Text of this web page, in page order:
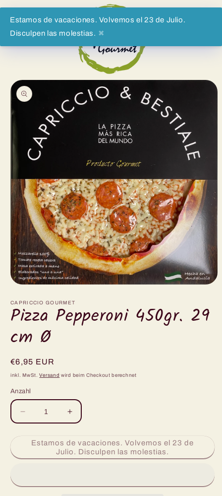
Estamos de vacaciones. Volvemos el 23 de Julio.
Disculpen las molestias. ✖
Inhalt
in
Modal
öffnen
CAPRICCIO GOURMET
Pizza Pepperoni 450gr. 29
cm Ø
Normaler
Preis
€6,95 EUR
inkl. MwSt.Versand wird beim Checkout berechnet
Anzahl
Verringere
die
für
Pizza
29
Erhöhe
die
für
Pizza
29
Estamos de vacaciones. Volvemos el 23 de
Julio. Disculpen las molestias.